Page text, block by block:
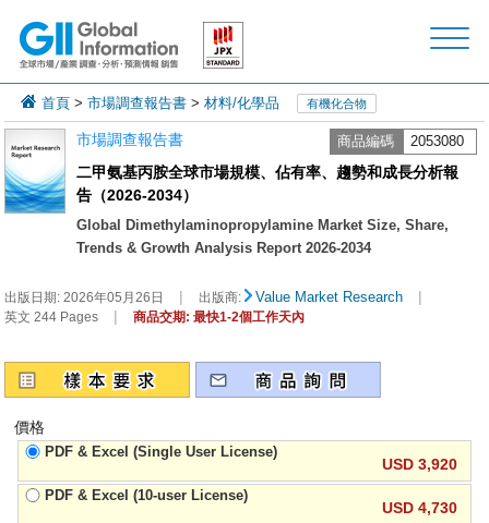
首頁 >市場調查報告書 >材料/化學品 有機化合物
市場調查報告書 商品編碼 2053080
二甲氨基丙胺全球市場規模、佔有率、趨勢和成長分析報
告（2026-2034）
Global Dimethylaminopropylamine Market Size, Share,
Trends & Growth Analysis Report 2026-2034
出版日期:2026年05月26日 | 出版商: Value Market Research |
英文 244 Pages | 商品交期: 最快1-2個工作天內
價格
PDF & Excel (Single User License)
USD 3,920
PDF & Excel (10-user License)
USD 4,730